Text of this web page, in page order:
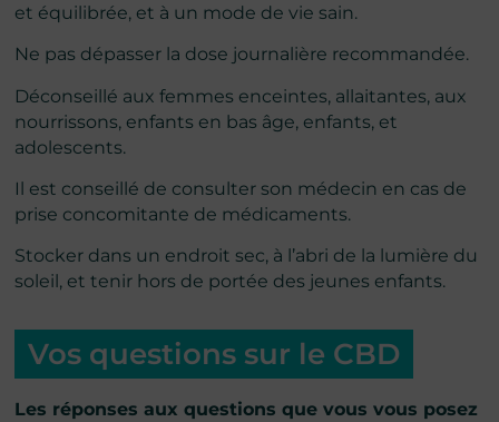
et équilibrée, et à un mode de vie sain.
Ne pas dépasser la dose journalière recommandée.
Déconseillé aux femmes enceintes, allaitantes, aux
nourrissons, enfants en bas âge, enfants, et
adolescents.
Il est conseillé de consulter son médecin en cas de
prise concomitante de médicaments.
Stocker dans un endroit sec, à l’abri de la lumière du
soleil, et tenir hors de portée des jeunes enfants.
Vos questions sur le CBD
Les réponses aux questions que vous vous posez